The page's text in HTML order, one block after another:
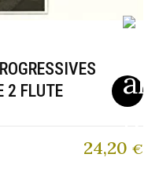
2 FLUTE
24,20 €